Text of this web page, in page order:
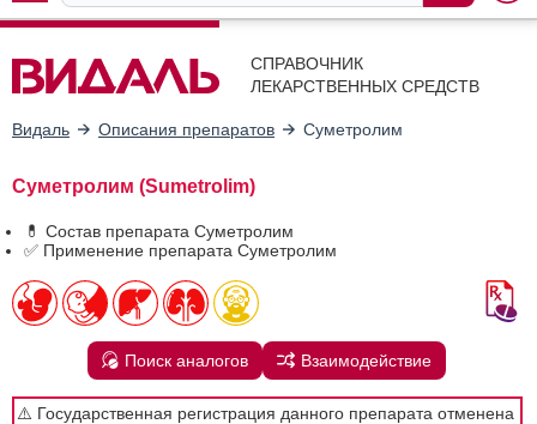
СПРАВОЧНИК
ЛЕКАРСТВЕННЫХ СРЕДСТВ
Видаль Описания препаратов Суметролим
Суметролим (Sumetrolim)
💊 Состав препарата Суметролим
✅ Применение препарата Суметролим
Поиск аналогов Взаимодействие
⚠️ Государственная регистрация данного препарата отменена